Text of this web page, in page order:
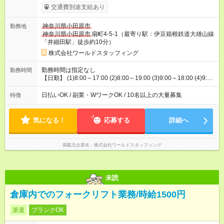
【日収例(1)の場合】10,080円 ※実働8時間シフト 【月収例】
201,600円 ※実働8時間シフト20日勤務(深夜手当含) ※残業・休
シフト 【月収例】214,200円 ※実働10時間シフト×17日勤務 ※
残業・休出時は別途手当支給 ★日払いOK！(給与速払いサービ
ス) 毎週火・金曜日に受取可能(※規定有) PC・携帯・スマホから
申請→指定口座に振込み♪ 試用期間：有（14日間）※労働条件の
変更なし 【試用期間】試用期間あり 試用期間の長さ：2週間 雇
用形態、給与は本採用時と同じです。
交通費別途支給あり
勤務地
神奈川県小田原市
神奈川県小田原市 扇町4-5-1（最寄り駅：伊豆箱根鉄道大雄山線
「井細田駅」徒歩約10分）
株式会社ワールドスタッフィング
勤務時間
勤務時間は指定なし
【日勤】 (1)8:00～17:00 (2)8:00～19:00 (3)9:00～18:00 (4)9:00
～20:00 (5)10:00～19:00 (6)12:00～21:00 ▶時給1260円 ※
週3日～OK ※土日休みOK
特徴 日払いOK / 副業・WワークOK / 10名以上の大量募集
気になる！ 応募する 詳細へ
掲載元企業名 株式会社ワールドスタッフィング
未読
倉庫内でのフォークリフト業務/時給1500円
派遣 ブランクOK